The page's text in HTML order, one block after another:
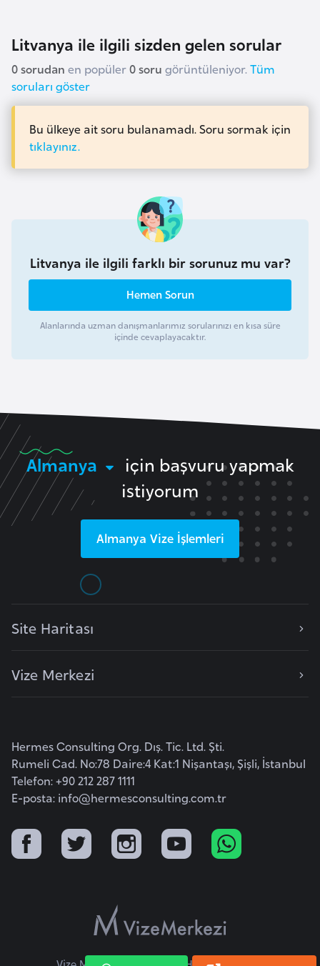
Litvanya ile ilgili sizden gelen sorular
0 sorudan en popüler0 soru görüntüleniyor. Tüm
soruları göster
Bu ülkeye ait soru bulanamadı. Soru sormak için
tıklayınız.
Litvanya ile ilgili farklı bir sorunuz mu var?
Hemen Sorun
Alanlarında uzman danışmanlarımız sorularınızı en kısa süre
içinde cevaplayacaktır.
Almanya
için başvuru yapmak
istiyorum
Almanya Vize İşlemleri
Site Haritası
Vize Merkezi
Hermes Consulting Org. Dış. Tic. Ltd. Şti.
Rumeli Cad. No:78 Daire:4 Kat:1 Nişantaşı, Şişli, İstanbul
Telefon: +90 212 287 1111
E-posta: info@hermesconsulting.com.tr
i
y
o
p
S
F
n
l
r
a
G
a
b
o
n